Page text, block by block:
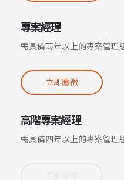
專案經理
需具備兩年以上的專案管理
立即應徵
高階專案經理
需具備四年以上的專案管理